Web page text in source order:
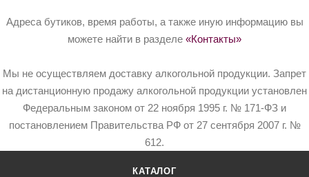
Адреса бутиков, время работы, а также иную информацию вы
можете найти в разделе «Контакты»
Мы не осуществляем доставку алкогольной продукции. Запрет
на дистанционную продажу алкогольной продукции установлен
Федеральным законом от 22 ноября 1995 г. № 171-ФЗ и
постановлением Правительства РФ от 27 сентября 2007 г. №
612.
КАТАЛОГ